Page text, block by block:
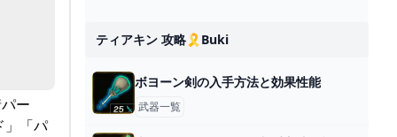
ー
」「パ
ティアキン 攻略🎗️buki
ボヨーン剣の入手方法と効果性能
武器一覧